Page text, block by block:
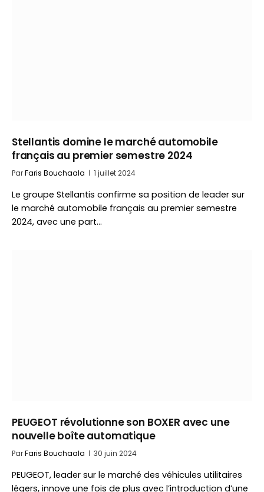
Stellantis domine le marché automobile
français au premier semestre 2024
ParFaris Bouchaala 1 juillet 2024
Le groupe Stellantis confirme sa position de leader sur
le marché automobile français au premier semestre
2024, avec une part…
PEUGEOT révolutionne son BOXER avec une
nouvelle boîte automatique
ParFaris Bouchaala 30 juin 2024
PEUGEOT, leader sur le marché des véhicules utilitaires
légers, innove une fois de plus avec l’introduction d’une